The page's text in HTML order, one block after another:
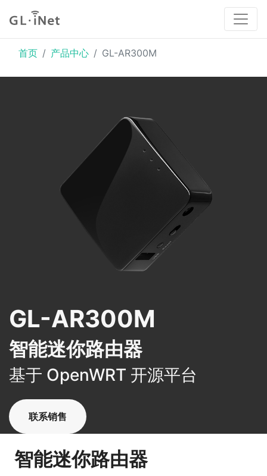
首页 产品中心 GL-AR300M
GL-AR300M
智能迷你路由器
基于 OpenWRT 开源平台
联系销售
智能迷你路由器